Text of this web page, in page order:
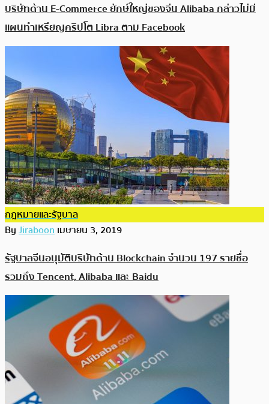
บริษัทด้าน E-Commerce ยักษ์ใหญ่ของจีน Alibaba กล่าวไม่มี
แผนทำเหรียญคริปโต Libra ตาม Facebook
กฎหมายและรัฐบาล
ByJiraboonเมษายน 3, 2019
รัฐบาลจีนอนุมัติบริษัทด้าน Blockchain จำนวน 197 รายชื่อ
รวมถึง Tencent, Alibaba และ Baidu